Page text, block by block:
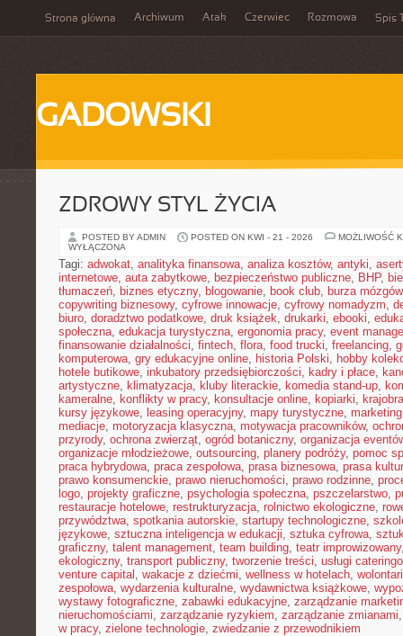
Strona główna Archiwum Atak Czerwiec Rozmowa Spis
GADOWSKI
ZDROWY STYL ŻYCIA
POSTED BY ADMIN POSTED ON KWI - 21 - 2026
MOŻLIWOŚĆ
WYŁĄCZONA
Tagi: adwokat, analityka finansowa, analiza kosztów, antyki,
internetowe, auta zabytkowe, bezpieczeństwo publiczne, BHP,
tłumaczeń, biznes etyczny, blogowanie, book club, burza mózgów
copywriting biznesowy, cyfrowe innowacje, cyfrowy nomadyzm,
biuro, doradztwo podatkowe, druk książek, drukarki, ebooki,
społeczna, edukacja turystyczna, ergonomia pracy, event
finansowanie działalności, fintech, flora, food trucki, freelancing,
komputerowa, gry edukacyjne online, historia Polski, hobby
hotele butikowe, inkubatory przedsiębiorczości, kadry i płace,
artystyczne, klimatyzacja, kluby literackie, komedia stand-up,
kameralne, konflikty w pracy, konsultacje online, kopiarki,
kursy językowe, leasing operacyjny, mapy turystyczne,
mediacje, motoryzacja klasyczna, motywacja pracowników,
przyrody, ochrona zwierząt, ogród botaniczny, organizacja
organizacje młodzieżowe, outsourcing, planery podróży, pomoc
praca hybrydowa, praca zespołowa, prasa biznesowa, prasa
prawo konsumenckie, prawo nieruchomości, prawo rodzinne,
logo, projekty graficzne, psychologia społeczna, pszczelarstwo,
restauracje hotelowe, restrukturyzacja, rolnictwo ekologiczne,
przywództwa, spotkania autorskie, startupy technologiczne,
językowe, sztuczna inteligencja w edukacji, sztuka cyfrowa,
graficzny, talent management, team building, teatr improwizowany
ekologiczny, transport publiczny, tworzenie treści, usługi
venture capital , wakacje z dziećmi, wellness w hotelach,
zespołowa, wydarzenia kulturalne, wydawnictwa książkowe,
wystawy fotograficzne, zabawki edukacyjne, zarządzanie
nieruchomościami, zarządzanie ryzykiem, zarządzanie zmianami
w pracy, zielone technologie, zwiedzanie z przewodnikiem